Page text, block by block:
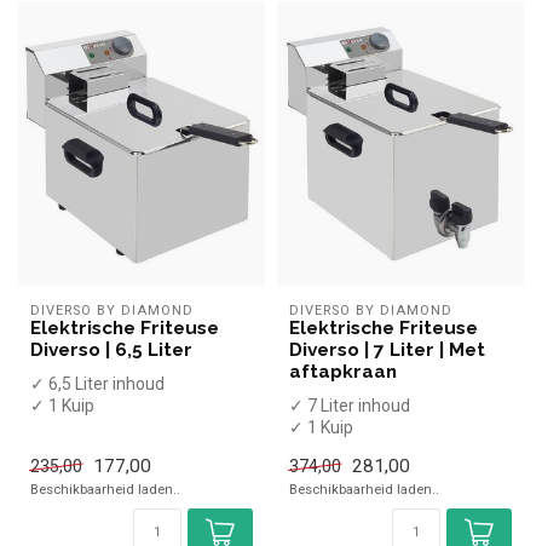
DIVERSO BY DIAMOND
Elektrische Friteuse
Diverso | 6,5 Liter
✓ 6,5 Liter inhoud
✓ 1 Kuip
✓ 3,2 kW
✓ 230...
235,00 177,00
Beschikbaarheid laden..
DIVERSO BY DIAMOND
Elektrische Friteuse
Diverso | 7 Liter | Met
aftapkraan
✓ 7 Liter inhoud
✓ 1 Kuip
✓ Tafelmodel
✓ 3,5 kW
374,00 281,00
Beschikbaarheid laden..